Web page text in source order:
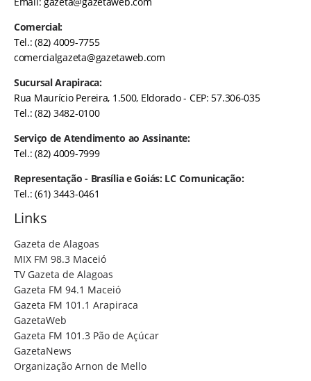
Comercial:
Tel.: (82) 4009-7755
comercialgazeta@gazetaweb.com
Sucursal Arapiraca:
Rua Maurício Pereira, 1.500, Eldorado - CEP: 57.306-035
Tel.: (82) 3482-0100
Serviço de Atendimento ao Assinante:
Tel.: (82) 4009-7999
Representação - Brasília e Goiás: LC Comunicação:
Tel.: (61) 3443-0461
Links
Gazeta de Alagoas
MIX FM 98.3 Maceió
TV Gazeta de Alagoas
Gazeta FM 94.1 Maceió
Gazeta FM 101.1 Arapiraca
GazetaWeb
Gazeta FM 101.3 Pão de Açúcar
GazetaNews
Organização Arnon de Mello